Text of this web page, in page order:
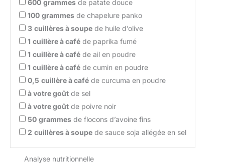
600 grammes de patate douce
100 grammes de chapelure panko
3 cuillères à soupe de huile d’olive
1 cuillère à café de paprika fumé
1 cuillère à café de ail en poudre
1 cuillère à café de cumin en poudre
0,5 cuillère à café de curcuma en poudre
à votre goût de sel
à votre goût de poivre noir
50 grammes de flocons d’avoine fins
2 cuillères à soupe de sauce soja allégée en sel
Analyse nutritionnelle